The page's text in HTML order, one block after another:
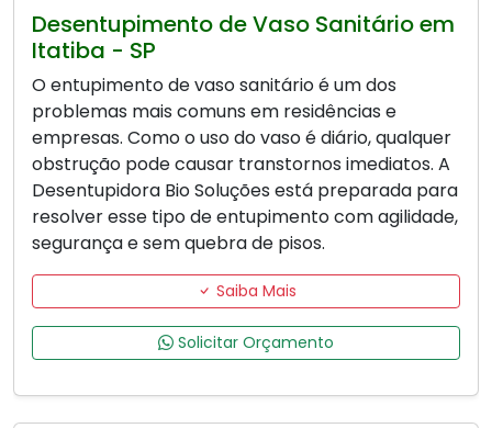
Desentupimento de Vaso Sanitário em
Itatiba - SP
O entupimento de vaso sanitário é um dos
problemas mais comuns em residências e
empresas. Como o uso do vaso é diário, qualquer
obstrução pode causar transtornos imediatos. A
Desentupidora Bio Soluções está preparada para
resolver esse tipo de entupimento com agilidade,
segurança e sem quebra de pisos.
Saiba Mais
Solicitar Orçamento